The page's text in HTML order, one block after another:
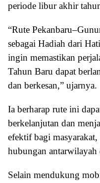
periode libur akhir
“Rute
sebagai Hadiah dari
ingin memastikan
Tahun Baru dapat
dan berkesan,” ujarnya.
Ia berharap rute ini
berkelanjutan dan
efektif bagi
hubungan antarwilayah
Selain mendukung